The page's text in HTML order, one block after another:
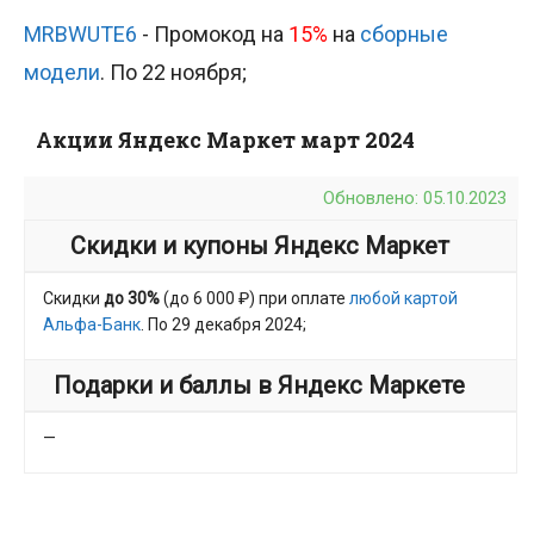
MRBWUTE6 - Промокод на 15% на сборные
модели. По 22 ноября;
Акции Яндекс Маркет март 2024
Обновлено: 05.10.2023
Скидки и купоны Яндекс Маркет
Скидки до30%(до 6 000 ₽) при оплате любой картой
Альфа-Банк. По 29 декабря 2024;
Подарки и баллы в Яндекс Маркете
—